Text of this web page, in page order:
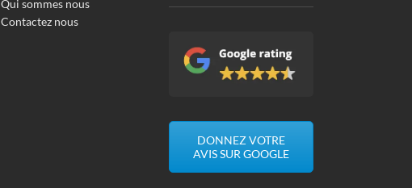
Qui sommes nous
Contactez nous
DONNEZ VOTRE
AVIS SUR GOOGLE